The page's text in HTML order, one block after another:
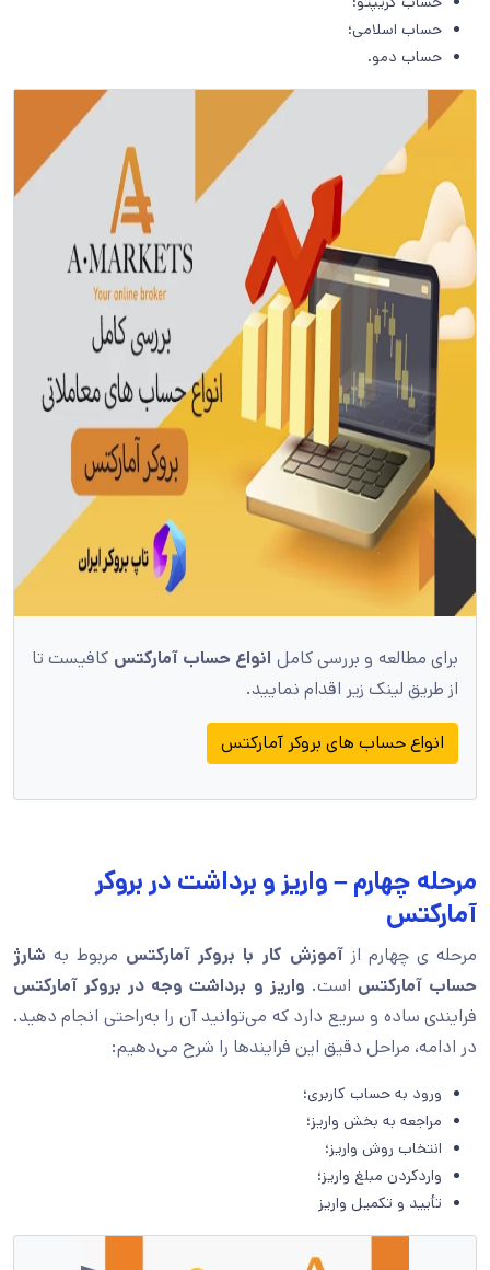
حساب اسلامی؛
حساب دمو.
برای مطالعه و بررسی کامل انواع حساب آمارکتس کافیست تا
از طریق لینک زیر اقدام نمایید.
انواع حساب های بروکر آمارکتس
مرحله چهارم – واریز و برداشت در بروکر
آمارکتس
مرحله ی چهارم ازآموزش کار با بروکر آمارکتس مربوط به شارژ
حساب آمارکتس است. واریز و برداشت وجه در بروکر آمارکتس
فرایندی ساده و سریع دارد که می‌توانید آن را به‌راحتی انجام دهید.
در ادامه، مراحل دقیق این فرایندها را شرح می‌دهیم:
ورود به حساب کاربری؛
مراجعه به بخش واریز؛
انتخاب روش واریز؛
واردکردن مبلغ واریز؛
تأیید و تکمیل واریز